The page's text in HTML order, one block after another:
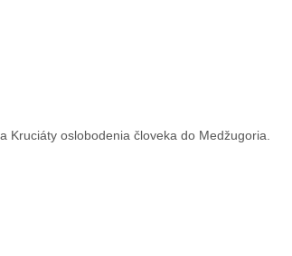
Kruciáty oslobodenia človeka do Medžugoria.